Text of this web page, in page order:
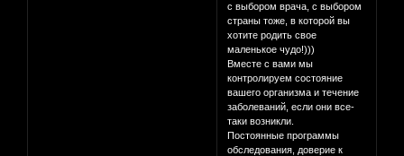
с выбором врача, с выбором
страны тоже, в которой вы
хотите родить свое
маленькое чудо!)))
Вместе с вами мы
контролируем состояние
вашего организма и течение
заболеваний, если они все-
таки возникли.
Постоянные программы
обследования, доверие к